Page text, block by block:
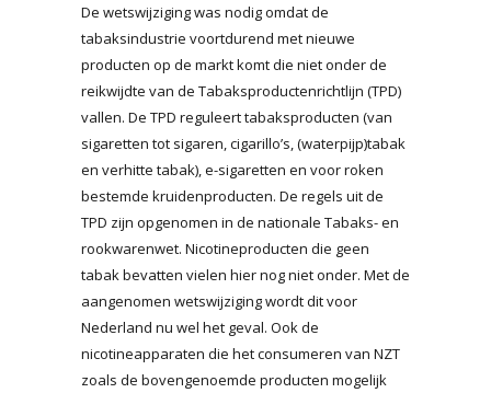
De wetswijziging was nodig omdat de
tabaksindustrie voortdurend met nieuwe
producten op de markt komt die niet onder de
reikwijdte van de Tabaksproductenrichtlijn (TPD)
vallen. De TPD reguleert tabaksproducten (van
sigaretten tot sigaren, cigarillo’s, (waterpijp)tabak
en verhitte tabak), e-sigaretten en voor roken
bestemde kruidenproducten. De regels uit de
TPD zijn opgenomen in de nationale Tabaks- en
rookwarenwet. Nicotineproducten die geen
tabak bevatten vielen hier nog niet onder. Met de
aangenomen wetswijziging wordt dit voor
Nederland nu wel het geval. Ook de
nicotineapparaten die het consumeren van NZT
zoals de bovengenoemde producten mogelijk